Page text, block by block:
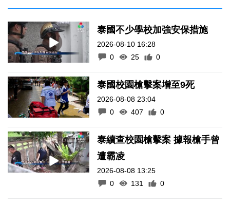
泰國不少學校加強安保措施
2026-08-10 16:28
0
25 0
泰國校園槍擊案增至9死
2026-08-08 23:04
0
407 0
泰續查校園槍擊案 據報槍手曾
遭霸凌
2026-08-08 13:25
0
131 0